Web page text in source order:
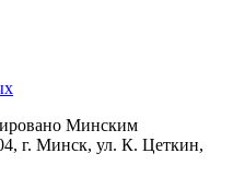
Минским
г. Минск, ул. К. Цеткин,